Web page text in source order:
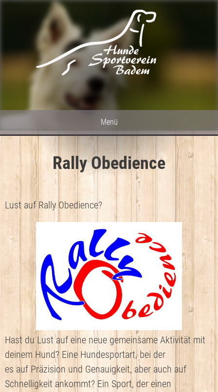
Menü
HOME
HUNDESPORT
GALERIE
ÜBER UNS
WELPENTREFF
VIDEOS
Rally Obedience
Lust auf Rally Obedience?
Hast du Lust auf eine neue gemeinsame Aktivität mit
deinem Hund? Eine Hundesportart, bei der
es auf Präzision und Genauigkeit, aber auch auf
Schnelligkeit ankommt? Ein Sport, der einen